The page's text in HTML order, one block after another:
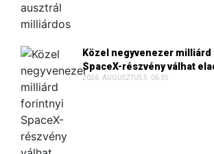
Közel negyvenezer
SpaceX-részvény válhat
2026. AUGUSZTUS 5. 06:35